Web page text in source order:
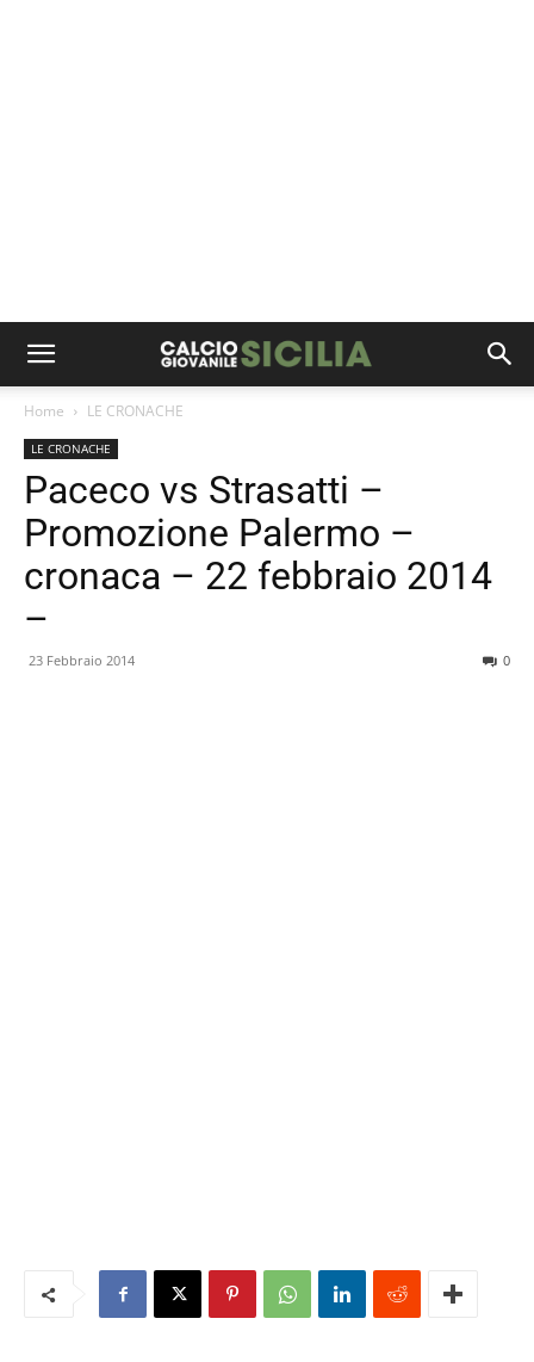
Home LE CRONACHE
LE CRONACHE
Paceco vs Strasatti –
Promozione Palermo –
cronaca – 22 febbraio 2014
–
23 Febbraio 2014 0